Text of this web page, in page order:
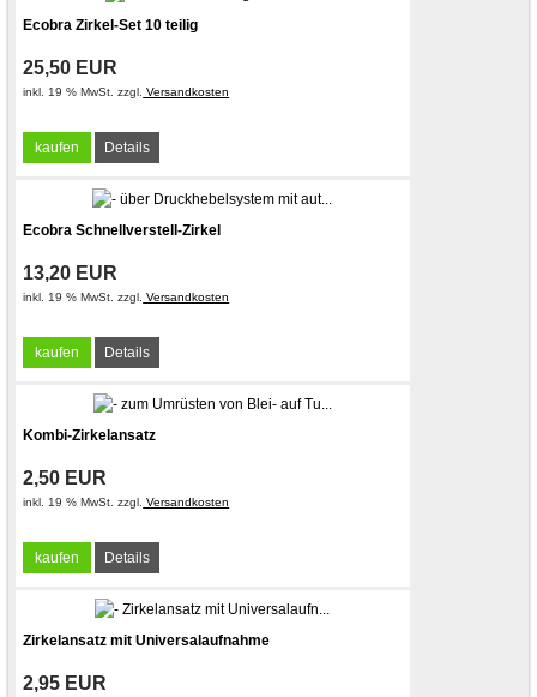
Ecobra Zirkel-Set 10 teilig
25,50 EUR
inkl. 19 % MwSt. zzgl. Versandkosten
kaufen Details
Ecobra Schnellverstell-Zirkel
13,20 EUR
inkl. 19 % MwSt. zzgl. Versandkosten
kaufen Details
Kombi-Zirkelansatz
2,50 EUR
inkl. 19 % MwSt. zzgl. Versandkosten
kaufen Details
Zirkelansatz mit Universalaufnahme
2,95 EUR